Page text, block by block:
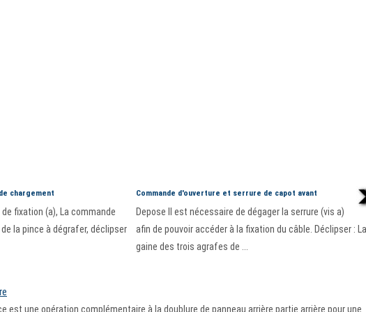
chargement
de fixation (a), La commande
la pince à dégrafer, déclipser
Commande d'ouverture et serrure de capot avant
Depose Il est nécessaire de dégager la serrure (vis a)
afin de pouvoir accéder à la fixation du câble. Déclipser : La
gaine des trois agrafes de ...
est une opération complémentaire à la doublure de panneau arrière partie arrière pour une